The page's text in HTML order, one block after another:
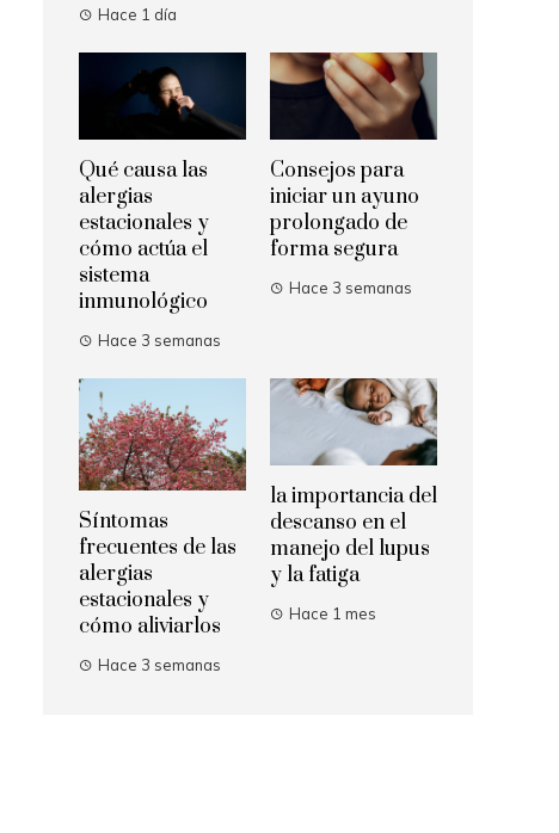
Hace 1 día
Qué causa las
alergias
estacionales y
cómo actúa el
sistema
inmunológico
Hace 3 semanas
Consejos para
iniciar un ayuno
prolongado de
forma segura
Hace 3 semanas
Síntomas
frecuentes de las
alergias
estacionales y
cómo aliviarlos
Hace 3 semanas
la importancia del
descanso en el
manejo del lupus
y la fatiga
Hace 1 mes